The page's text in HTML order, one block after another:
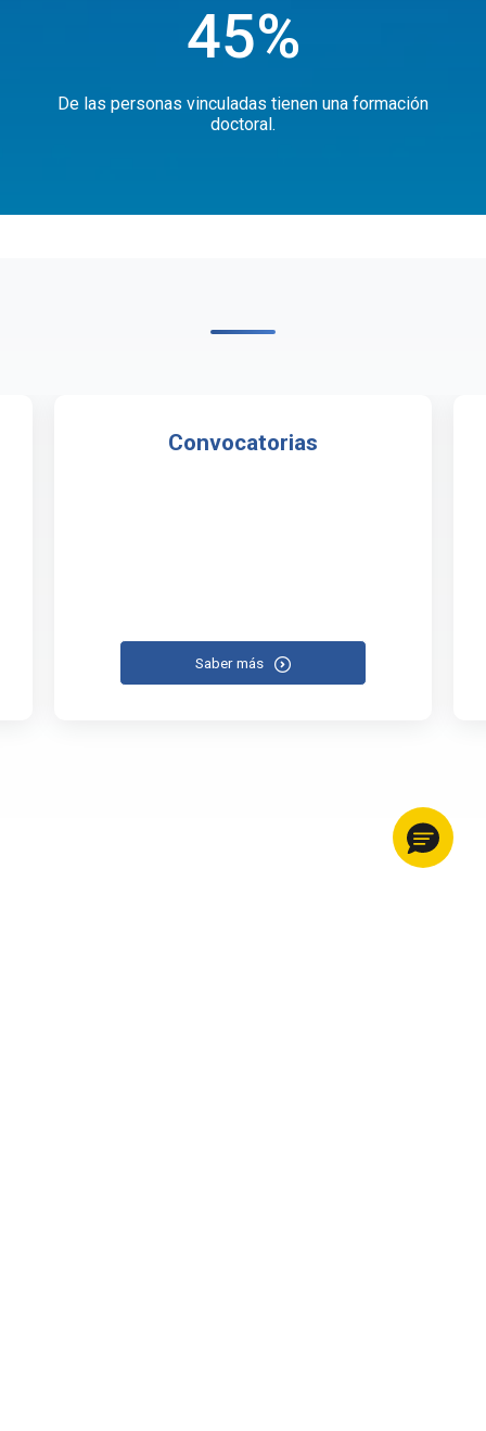
45%
De las personas vinculadas tienen una formación
doctoral.
Convocatorias
Saber más